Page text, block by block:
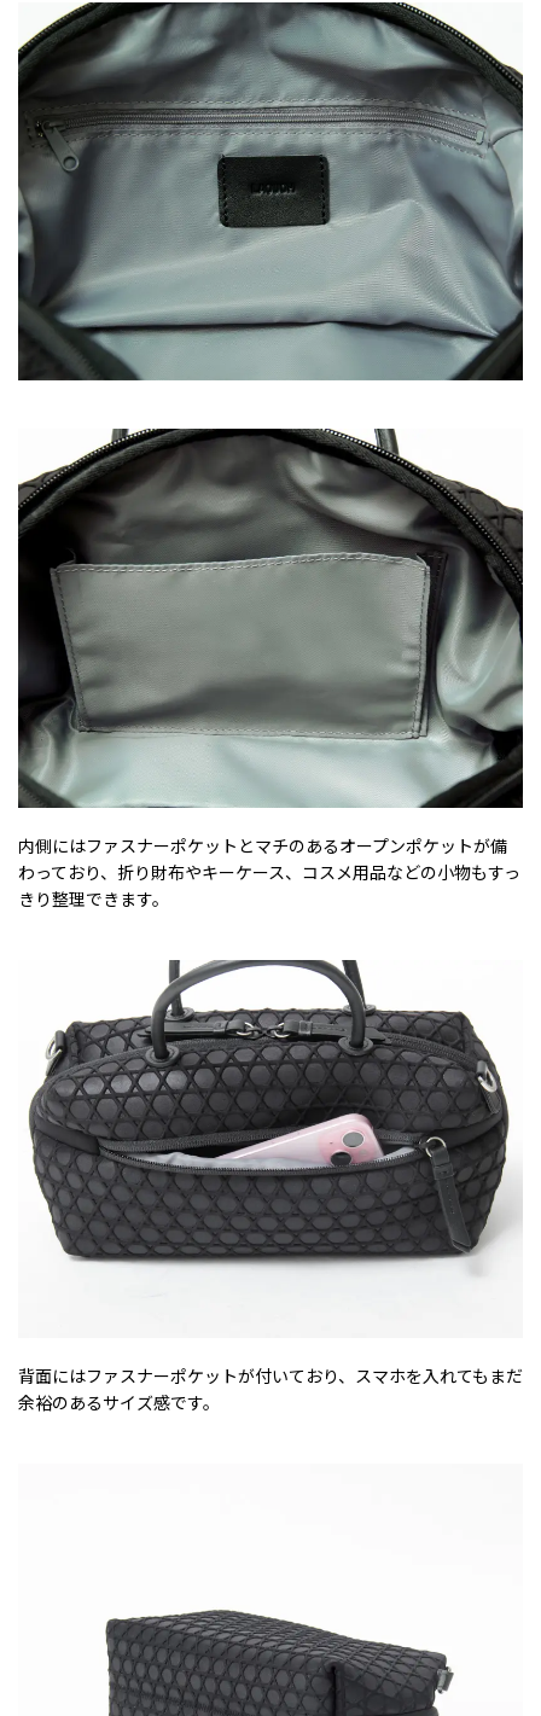
内側にはファスナーポケットとマチのあるオープンポケットが備
わっており、折り財布やキーケース、コスメ用品などの小物もすっ
きり整理できます。
背面にはファスナーポケットが付いており、スマホを入れてもまだ
余裕のあるサイズ感です。